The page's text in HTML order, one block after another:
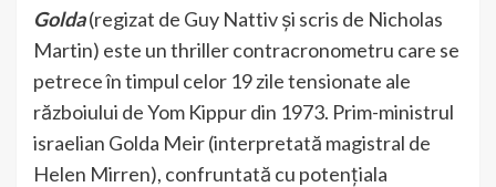
Golda(regizat de Guy Nattiv și scris de Nicholas
Martin) este un thriller contracronometru care se
petrece în timpul celor 19 zile tensionate ale
războiului de Yom Kippur din 1973. Prim-ministrul
israelian Golda Meir (interpretată magistral de
Helen Mirren), confruntată cu potențiala